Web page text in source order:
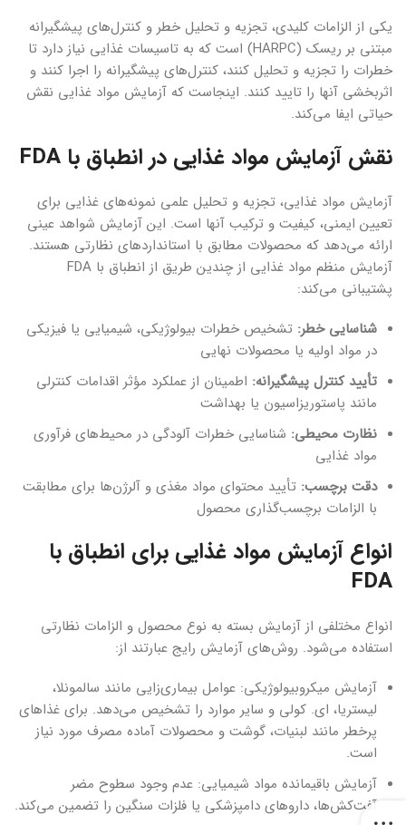
یکی از الزامات کلیدی، تجزیه و تحلیل خطر و کنترل‌های پیشگیرانه
مبتنی بر ریسک (HARPC) است که به تاسیسات غذایی نیاز دارد تا
خطرات را تجزیه و تحلیل کنند، کنترل‌های پیشگیرانه را اجرا کنند و
اثربخشی آنها را تایید کنند. اینجاست که آزمایش مواد غذایی نقش
حیاتی ایفا می‌کند.
نقش آزمایش مواد غذایی در انطباق با FDA
آزمایش مواد غذایی، تجزیه و تحلیل علمی نمونه‌های غذایی برای
تعیین ایمنی، کیفیت و ترکیب آنها است. این آزمایش شواهد عینی
ارائه می‌دهد که محصولات مطابق با استانداردهای نظارتی هستند.
آزمایش منظم مواد غذایی از چندین طریق از انطباق با FDA
پشتیبانی می‌کند:
شناسایی خطر: تشخیص خطرات بیولوژیکی، شیمیایی یا فیزیکی
در مواد اولیه یا محصولات نهایی
تأیید کنترل پیشگیرانه: اطمینان از عملکرد مؤثر اقدامات کنترلی
مانند پاستوریزاسیون یا بهداشت
نظارت محیطی: شناسایی خطرات آلودگی در محیط‌های فرآوری
مواد غذایی
دقت برچسب: تأیید محتوای مواد مغذی و آلرژن‌ها برای مطابقت
با الزامات برچسب‌گذاری محصول
انواع آزمایش مواد غذایی برای انطباق با
FDA
انواع مختلفی از آزمایش بسته به نوع محصول و الزامات نظارتی
استفاده می‌شود. روش‌های آزمایش رایج عبارتند از:
آزمایش میکروبیولوژیکی: عوامل بیماری‌زایی مانند سالمونلا،
لیستریا، ای. کولی و سایر موارد را تشخیص می‌دهد. برای غذاهای
پرخطر مانند لبنیات، گوشت و محصولات آماده مصرف مورد نیاز
است.
آزمایش باقیمانده مواد شیمیایی: عدم وجود سطوح مضر
آفت‌کش‌ها، داروهای دامپزشکی یا فلزات سنگین را تضمین می‌کند.